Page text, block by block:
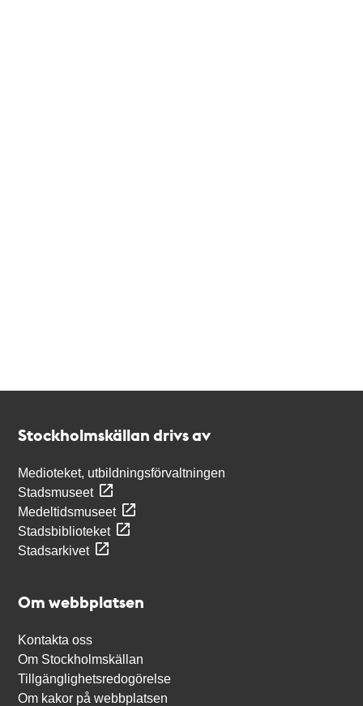
Stockholmskällan drivs av
Medioteket, utbildningsförvaltningen
Stadsmuseet
Medeltidsmuseet
Stadsbiblioteket
Stadsarkivet
Om webbplatsen
Kontakta oss
Om Stockholmskällan
Tillgänglighetsredogörelse
Om kakor på webbplatsen